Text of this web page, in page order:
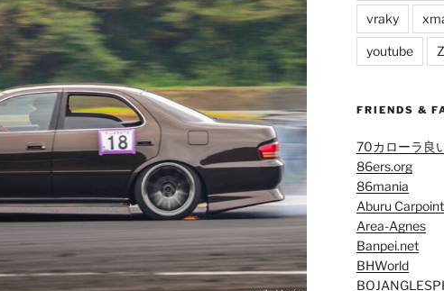
vraky
youtube Z
FRIENDS &
70カローラ良
86ers.org
86mania
Aburu Carpoint
Area-Agnes
Banpei.net
BHWorld